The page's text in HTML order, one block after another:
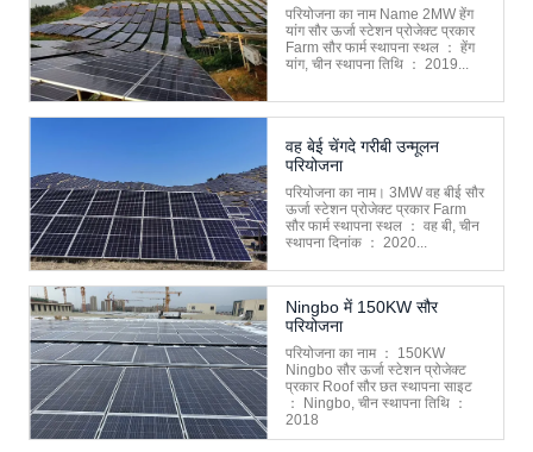
परियोजना का नाम Name 2MW हेंग
यांग सौर ऊर्जा स्टेशन प्रोजेक्ट प्रकार
Farm सौर फार्म स्थापना स्थल ： हेंग
यांग, चीन स्थापना तिथि ： 2019...
वह बेई चेंगदे गरीबी उन्मूलन
परियोजना
परियोजना का नाम। 3MW वह बीई सौर
ऊर्जा स्टेशन प्रोजेक्ट प्रकार Farm
सौर फार्म स्थापना स्थल ： वह बी, चीन
स्थापना दिनांक ： 2020...
Ningbo में 150KW सौर
परियोजना
परियोजना का नाम ： 150KW
Ningbo सौर ऊर्जा स्टेशन प्रोजेक्ट
प्रकार Roof सौर छत स्थापना साइट
： Ningbo, चीन स्थापना तिथि ：
2018